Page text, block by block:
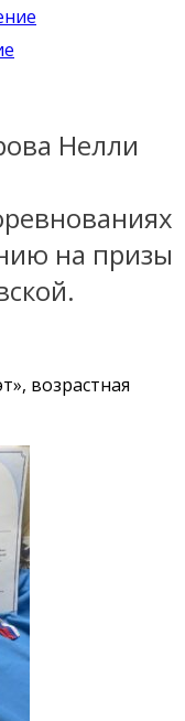
Нелли
на призы
возрастная